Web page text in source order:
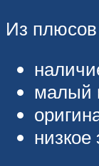
Из
малый
низкое